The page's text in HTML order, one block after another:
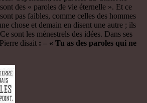
des « paroles de vie éternelle ». Et ce
pas faibles, comme celles des hommes
chose et demain en disent une autre ; ils
sont les ménestrels des idées. Dans ses
disait : – « Tu as des paroles qui ne